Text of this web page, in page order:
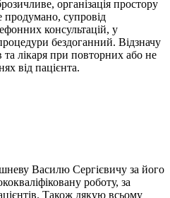
організація простору
продумано, супровід
консультацій, у
бездоганний. Відзначу
та лікаря при повторних або не
від пацієнта.
Василю Сергієвичу за його
роботу, за
Також дякую всьому